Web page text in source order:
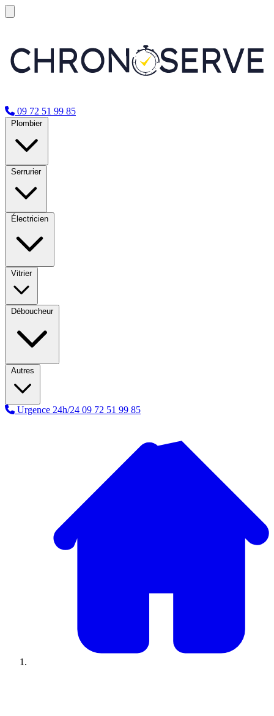
09 72 51 99 85
Plombier
Serrurier
Électricien
Vitrier
Déboucheur
Autres
Urgence 24h/24 09 72 51 99 85